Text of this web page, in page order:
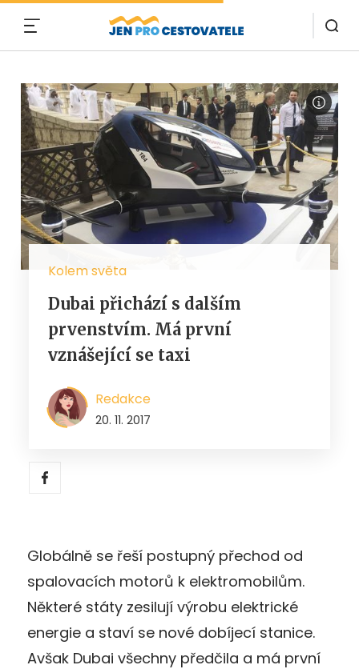
Kolem světa
Dubai přichází s dalším
prvenstvím. Má první
vznášející se taxi
Redakce
20. 11. 2017
Globálně se řeší postupný přechod od
spalovacích motorů k elektromobilům.
Některé státy zesilují výrobu elektrické
energie a staví se nové dobíjecí stanice.
Avšak Dubai všechny předčila a má první